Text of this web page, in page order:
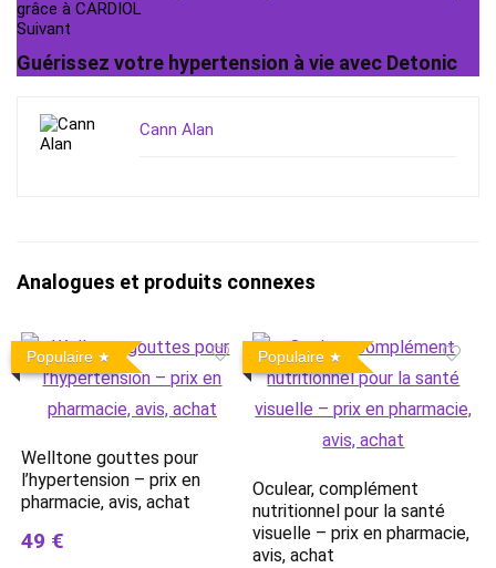
Suivant
Guérissez votre hypertension à vie avec Detonic
Cann Alan
Analogues et produits connexes
Populaire
Welltone gouttes pour
l’hypertension – prix en
pharmacie, avis, achat
49 €
Populaire
Oculear, complément
nutritionnel pour la santé
visuelle – prix en pharmacie,
avis, achat